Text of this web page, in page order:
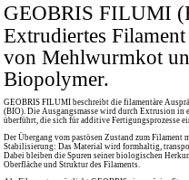
GEOBRIS FILUMI
Extrudiertes
von Mehlwurmkot
Biopolymer.
GEOBRIS FILUMI beschreibt die filamentäre
(BIO). Die Ausgangsmasse wird durch Extrusion
überführt, die sich für additive Fertigungsprozesse
Der Übergang vom pastösen Zustand zum Filament
Stabilisierung: Das Material wird formhaltig,
Dabei bleiben die Spuren seiner biologischen
Oberfläche und Struktur des Filaments.